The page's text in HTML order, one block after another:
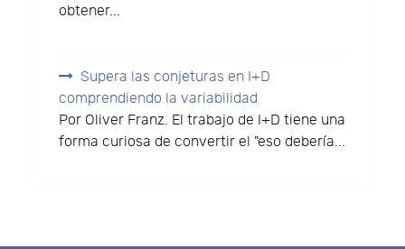
obtener...
Supera las conjeturas en I+D
comprendiendo la variabilidad
Por Oliver Franz. El trabajo de I+D tiene una
forma curiosa de convertir el "eso debería...